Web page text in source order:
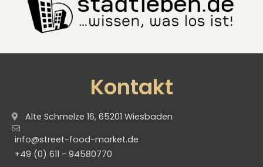
Kontakt
Alte Schmelze 16, 65201 Wiesbaden
info@street-food-market.de
+49 (0) 611 - 94580770